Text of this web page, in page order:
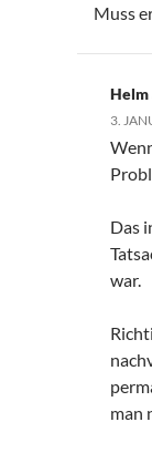
Muss
Helm
3.
Das
war.
man